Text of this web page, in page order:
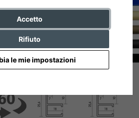
Accetto
Rifiuto
le mie impostazioni